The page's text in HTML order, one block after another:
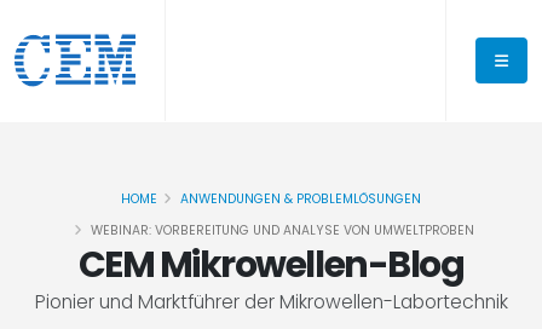
CEM Mikrowellen-Blog
Pionier und Marktführer der Mikrowellen-Labortechnik
HOME
ANWENDUNGEN & PROBLEMLÖSUNGEN
WEBINAR: VORBEREITUNG UND ANALYSE VON UMWELTPROBEN